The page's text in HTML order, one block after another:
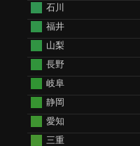
石川
福井
山梨
長野
岐阜
静岡
愛知
三重